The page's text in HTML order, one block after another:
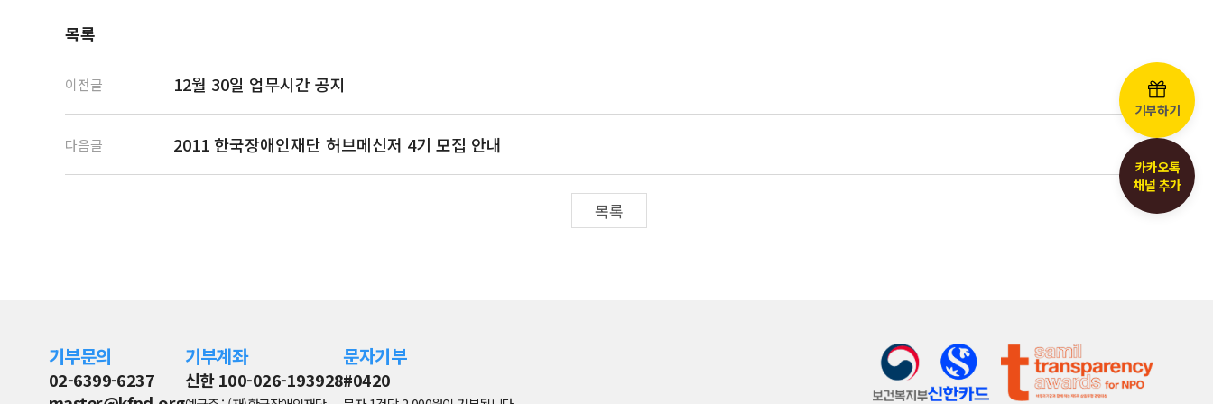
목록
이전글 12월 30일 업무시간 공지
다음글 2011 한국장애인재단 허브메신저 4기 모집 안내
목록
기부하기
카카오톡
채널 추가
기부문의
02-6399-6237
기부계좌
신한 100-026-193928
문자기부
#0420